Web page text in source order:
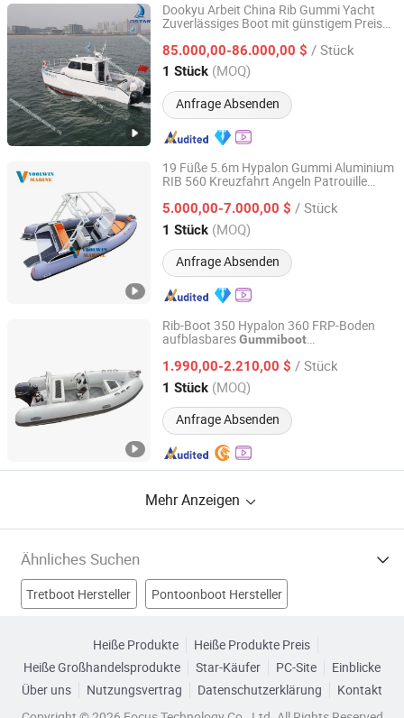
Dookyu Arbeit China Rib Gummi Yacht
Zuverlässiges Boot mit günstigem Preis
85.000,00-86.000,00 $ / Stück
1 Stück (MOQ)
Anfrage Absenden
Qingdao Dookyu Crown Marine Co., Ltd.
Shandong, China Seit 2024
19 Füße 5.6m Hypalon Gummi Aluminium
RIB 560 Kreuzfahrt Angeln Patrouille
Beiboot
5.000,00-7.000,00 $ / Stück
1 Stück (MOQ)
Anfrage Absenden
Qingdao Yoolwin Machinery Co., Ltd.
Shandong, China Seit 2024
Rib-Boot 350 Hypalon 360 FRP-Boden
aufblasbaresGummiboot
Kunststoff-Fischereiboot Rib-Boot 350
Hypalon
1.990,00-2.210,00 $ / Stück
1 Stück (MOQ)
Anfrage Absenden
Qingdao Hedia Boat Co., Ltd.
Shandong, China Seit 2020
Mehr Anzeigen
Ähnliches Suchen
Tretboot Hersteller Pontoonboot Hersteller
Aufblasbares Boot Fabriken Gummifischboot Fabriken
Heiße Produkte
Heiße Produkte Preis
Heiße Großhandelsprodukte
Star-Käufer PC-Site
Einblicke
Über uns
Nutzungsvertrag Datenschutzerklärung
Kontakt